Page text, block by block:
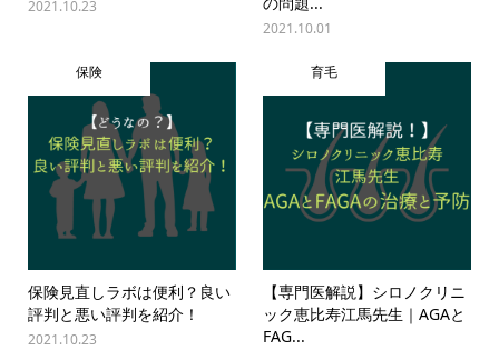
2021.10.23
2021.10.01
保険
保険見直しラボは便利？良い
評判と悪い評判を紹介！
2021.10.23
育毛
【専門医解説】シロノクリニ
ック恵比寿江馬先生｜AGAと
FAG...